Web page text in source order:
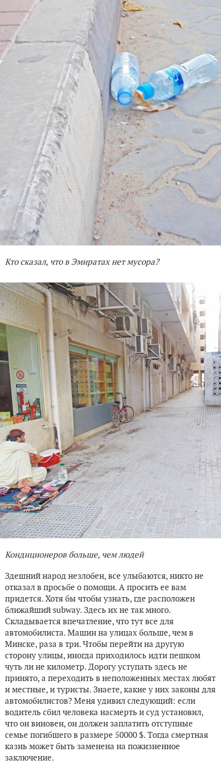
Кто сказал, что в Эмиратах нет мусора?
Кондиционеров больше, чем людей
Здешний народ незлобен, все улыбаются, никто не
отказал в просьбе о помощи. А просить ее вам
придется. Хотя бы чтобы узнать, где расположен
ближайший subway. Здесь их не так много.
Складывается впечатление, что тут все для
автомобилиста. Машин на улицах больше, чем в
Минске, раза в три. Чтобы перейти на другую
сторону улицы, иногда приходилось идти пешком
чуть ли не километр. Дорогу уступать здесь не
принято, а переходить в неположенных местах любят
и местные, и туристы. Знаете, какие у них законы для
автомобилистов? Меня удивил следующий: если
водитель сбил человека насмерть и суд установил,
что он виновен, он должен заплатить отступные
семье погибшего в размере 50000 $. Тогда смертная
казнь может быть заменена на пожизненное
заключение.